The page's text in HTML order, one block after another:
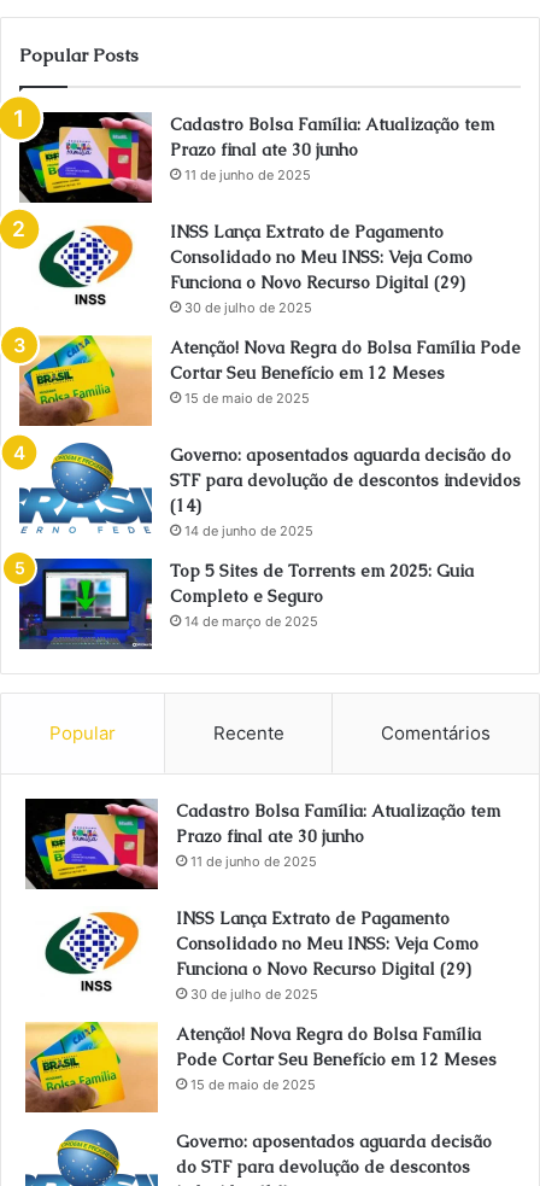
Popular Posts
Cadastro Bolsa Família: Atualização tem
Prazo final ate 30 junho
11 de junho de 2025
INSS Lança Extrato de Pagamento
Consolidado no Meu INSS: Veja Como
Funciona o Novo Recurso Digital (29)
30 de julho de 2025
Atenção! Nova Regra do Bolsa Família Pode
Cortar Seu Benefício em 12 Meses
15 de maio de 2025
Governo: aposentados aguarda decisão do
STF para devolução de descontos indevidos
(14)
14 de junho de 2025
Top 5 Sites de Torrents em 2025: Guia
Completo e Seguro
14 de março de 2025
Popular Recente Comentários
Cadastro Bolsa Família: Atualização tem
Prazo final ate 30 junho
11 de junho de 2025
INSS Lança Extrato de Pagamento
Consolidado no Meu INSS: Veja Como
Funciona o Novo Recurso Digital (29)
30 de julho de 2025
Atenção! Nova Regra do Bolsa Família
Pode Cortar Seu Benefício em 12 Meses
15 de maio de 2025
Governo: aposentados aguarda decisão
do STF para devolução de descontos